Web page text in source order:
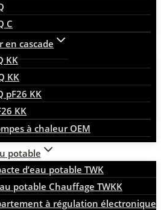
C
en cascade
KK
KK
pF26 KK
KK
à chaleur OEM
potable
d’eau potable TWK
potable Chauffage TWKK
à régulation électronique